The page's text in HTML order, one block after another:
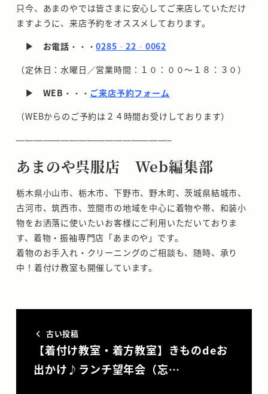
只今、あまのやでは皆さまに安心してご来店していただけ
ますように、来店予約をオススメしております。
▶ お電話 ・・・0285 ‐22 ‐0062
（定休日：水曜日／営業時間：１０：００～１８：３０）
▶ WEB ・・・ ご来店予約フォーム
（WEBからのご予約は２４時間お受けしております）
—————————————————–
あまのや呉服店 Web編集部
栃木県小山市、栃木市、下野市、野木町、茨城県結城市、
古河市、筑西市、笠間市の地域を中心に着物や帯、和装小
物をお洒落に使いたいお客様にご利用いただいておりま
す、着物・振袖専門店「あまのや」です。
着物のお手入れ・クリーニングのご相談も、随時、承り
中！着付け教室も開催しています。
古い投稿
【着付け教室・着方教室】きものdeお
出かけ♪ランチ望年会（忘…